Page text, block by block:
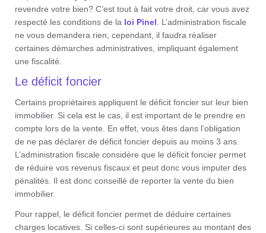
revendre votre bien? C’est tout à fait votre droit, car vous avez
respecté les conditions de la loi Pinel . L’administration fiscale
ne vous demandera rien, cependant, il faudra réaliser
certaines démarches administratives, impliquant également
une fiscalité.
Le déficit foncier
Certains propriétaires appliquent le déficit foncier sur leur bien
immobilier. Si cela est le cas, il est important de le prendre en
compte lors de la vente. En effet, vous êtes dans l’obligation
de ne pas déclarer de déficit foncier depuis au moins 3 ans.
L’administration fiscale considère que le déficit foncier permet
de réduire vos revenus fiscaux et peut donc vous imputer des
pénalités. Il est donc conseillé de reporter la vente du bien
immobilier.
Pour rappel, le déficit foncier permet de déduire certaines
charges locatives. Si celles-ci sont supérieures au montant des